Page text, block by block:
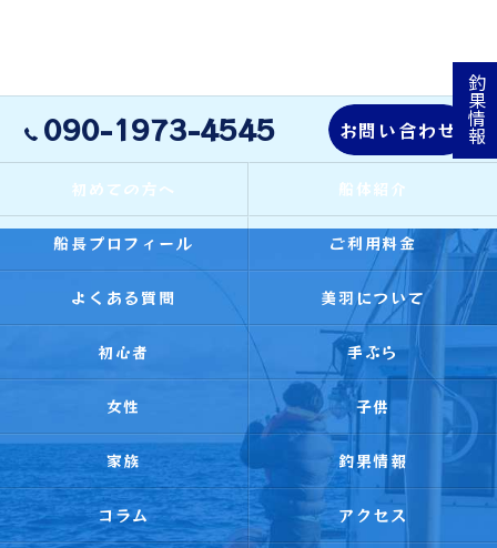
釣果情報
090-1973-4545 お問い合わせ
初めての方へ 船体紹介
船長プロフィール ご利用料金
よくある質問 美羽について
初心者 手ぶら
女性 子供
家族 釣果情報
コラム アクセス